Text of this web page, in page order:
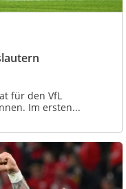
für den VfL
Im ersten...